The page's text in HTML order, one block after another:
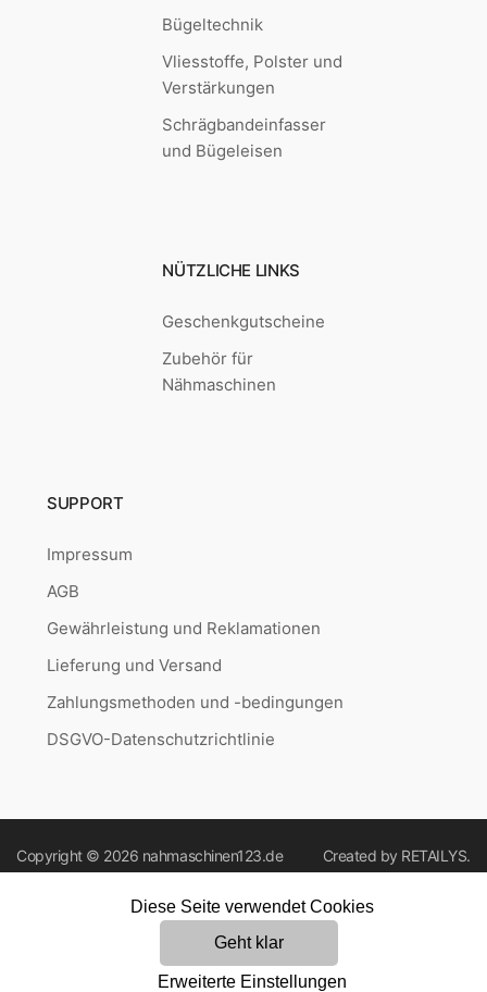
Bügeltechnik
Vliesstoffe, Polster und
Verstärkungen
Schrägbandeinfasser
und Bügeleisen
NÜTZLICHE LINKS
Geschenkgutscheine
Zubehör für
Nähmaschinen
SUPPORT
Impressum
AGB
Gewährleistung und Reklamationen
Lieferung und Versand
Zahlungsmethoden und -bedingungen
DSGVO-Datenschutzrichtlinie
Copyright © 2026 nahmaschinen123.de Created by RETAILYS.
Diese Seite verwendet Cookies
Geht klar
Erweiterte Einstellungen